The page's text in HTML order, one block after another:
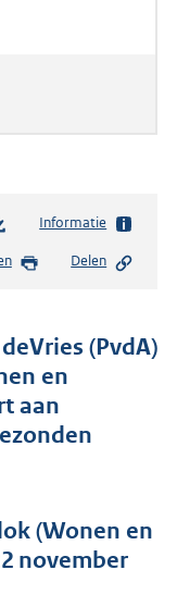
Informatie
Delen
(PvdA)
en
aan
(Wonen en
november